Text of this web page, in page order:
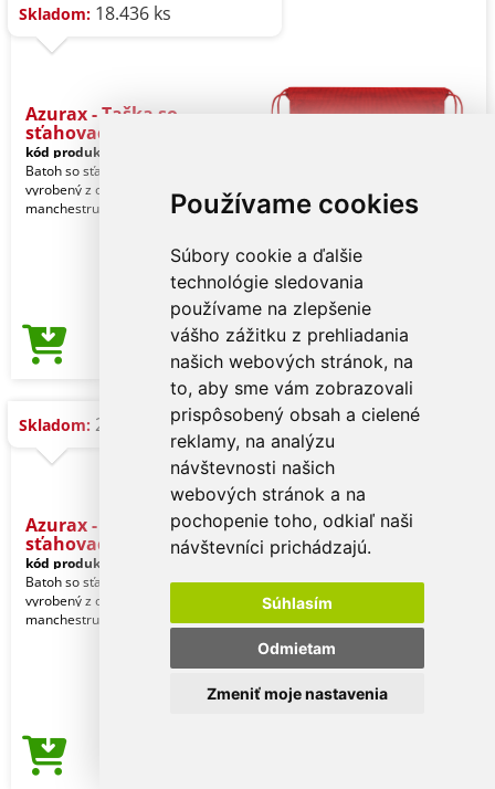
Používame cookies
Súbory cookie a ďalšie
technológie sledovania
používame na zlepšenie
vášho zážitku z prehliadania
našich webových stránok, na
to, aby sme vám zobrazovali
prispôsobený obsah a cielené
reklamy, na analýzu
návštevnosti našich
webových stránok a na
pochopenie toho, odkiaľ naši
návštevníci prichádzajú.
Súhlasím
Odmietam
Zmeniť moje nastavenia
Skladom: 18.436 ks
Azurax - Taška so
sťahovacou š
kód produktu:
Batoh so sťahovacou šnúrkou
vyrobený z odolného polyesterového
manchestru.
Cena od1,09 €
Skladom: 25.880 ks
Azurax - Taška so
sťahovacou š
kód produktu:
Batoh so sťahovacou šnúrkou
vyrobený z odolného polyesterového
manchestru.